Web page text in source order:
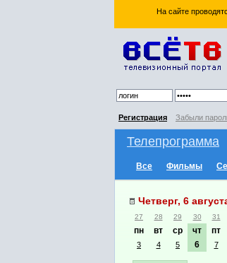
На сайте
Регистрация Забыли
Телепрограмма
Все Фильмы
Четверг, 6
27 28 29 30 31
пн вт ср чт пт
3 4 5 6 7